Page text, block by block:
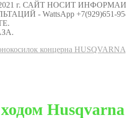
г. САЙТ НОСИТ
- WattsApp +7(929)651-
концерна HUSQVARNA
Husqvarna